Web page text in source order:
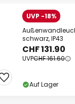
UVP -18%
schwarz, IP43
CHF 131.90
UVPCHF 161.60
Auf Lager